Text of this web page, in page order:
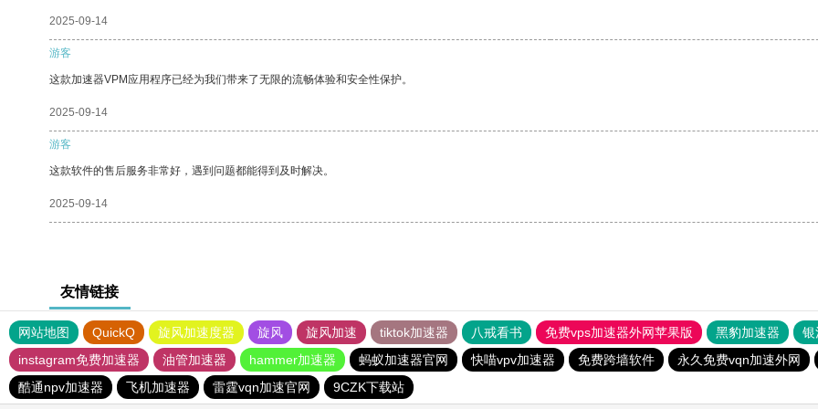
2025-09-14
游客
这款加速器VPM应用程序已经为我们带来了无限的流畅体验和安全性保护。
2025-09-14
游客
这款软件的售后服务非常好，遇到问题都能得到及时解决。
2025-09-14
友情链接
网站地图 QuickQ 旋风加速度器 旋风 旋风加速 tiktok加速器 八戒看书 免费vps加速器外网苹果版 黑豹加速器
银
instagram免费加速器
油管加速器 hammer加速器 蚂蚁加速器官网 快喵vpv加速器 免费跨墙软件
永久免费vqn加速外网
酷通npv加速器
飞机加速器 雷霆vqn加速官网 9CZK下载站